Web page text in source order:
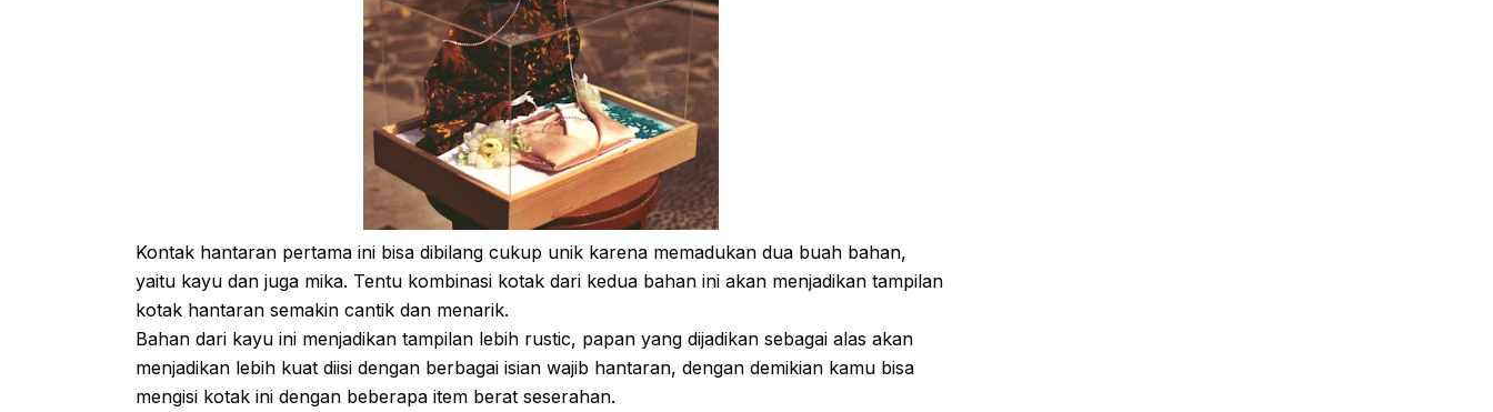
Kontak hantaran pertama ini bisa dibilang cukup unik karena memadukan dua buah bahan,
yaitu kayu dan juga mika. Tentu kombinasi kotak dari kedua bahan ini akan menjadikan tampilan
kotak hantaran semakin cantik dan menarik.
Bahan dari kayu ini menjadikan tampilan lebih rustic, papan yang dijadikan sebagai alas akan
menjadikan lebih kuat diisi dengan berbagai isian wajib hantaran, dengan demikian kamu bisa
mengisi kotak ini dengan beberapa item berat seserahan.